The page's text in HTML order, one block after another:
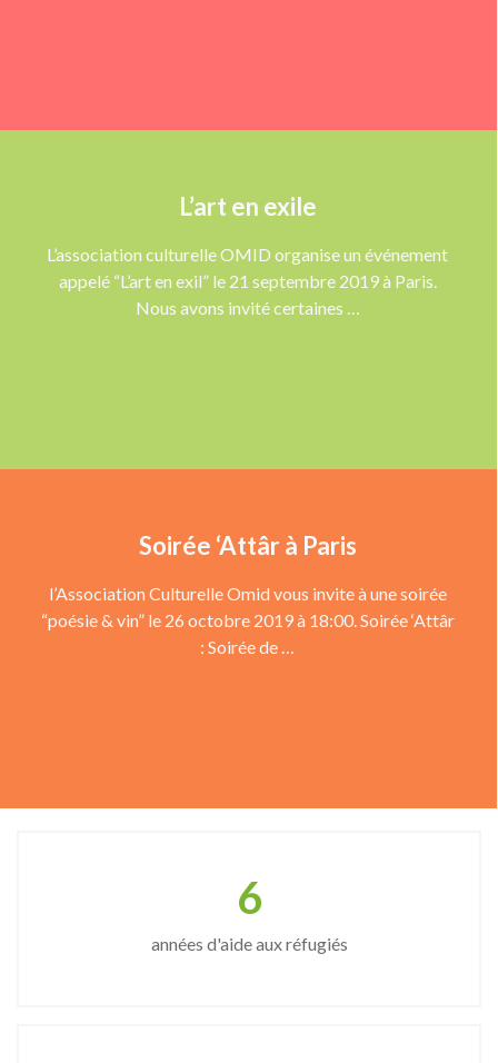
L’art en exile
L’association culturelle OMID organise un événement
appelé “L’art en exil” le 21 septembre 2019 à Paris.
Nous avons invité certaines …
Soirée ‘Attâr à Paris
l’Association Culturelle Omid vous invite à une soirée
“poésie & vin” le 26 octobre 2019 à 18:00. Soirée ‘Attâr
: Soirée de …
8
années d'aide aux réfugiés